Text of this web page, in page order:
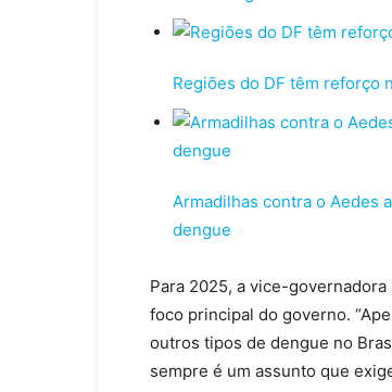
Regiões do DF têm reforço
Armadilhas contra o Aedes
dengue
Para 2025, a vice-
foco principal do governo.
outros tipos de dengue no
sempre é um assunto que